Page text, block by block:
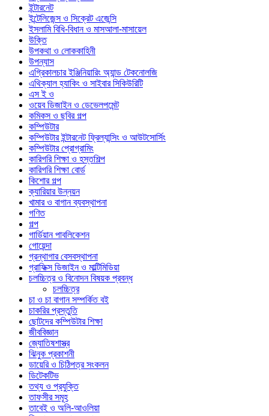
ইন্টারনেট
ইন্টেলিজেন্স ও সিক্রেট এজেন্সি
ইসলামি বিধি-বিধান ও মাসআলা-মাসায়েল
উক্তি
উপকথা ও লোককাহিনী
উপন্যাস
এগ্রিকালচার ইঞ্জিনিয়ারিং অ্যান্ড টেকনোলজি
এথিক্যাল হ্যাকিং ও সাইবার সিকিউরিটি
এস ই ও
ওয়েব ডিজাইন ও ডেভেলপমেন্ট
কমিকস ও ছবির গল্প
কম্পিউটার
কম্পিউটার ইন্টারনেট ফ্রিল্যান্সিং ও আউটসোর্সিং
কম্পিউটার প্রোগ্রামিং
কারিগরি শিক্ষা ও হস্তশিল্প
কারিগরি শিক্ষা বোর্ড
কিশোর গল্প
ক্যারিয়ার উন্নয়ন
খামার ও বাগান ব্যবস্থাপনা
গণিত
গল্প
গার্ডিয়ান পাবলিকেশন
গোয়েন্দা
গ্রন্থাগার বেসবস্থাপনা
গ্রাফিক্স ডিজাইন ও মাল্টিমিডিয়া
চলচ্চিত্র ও বিনোদন বিষয়ক প্রবন্ধ
চলচ্চিত্র
চা ও চা বাগান সম্পর্কিত বই
চাকরির প্রস্তুতি
ছোটদের কম্পিউটার শিক্ষা
জীববিজ্ঞান
জ্যোতিষশাস্ত্র
ঝিনুক প্রকাশনী
ডায়েরি ও চিঠিপত্র সংকলন
ডিটেকটিভ
তথ্য ও প্রযুক্তি
তাফসীর সমূহ
তাবেই ও অলি-আওলিয়া